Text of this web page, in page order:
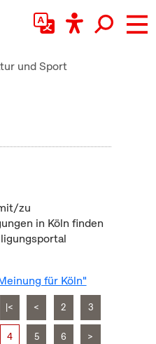
und Sport
zu
in Köln finden
für Köln"
|< < 2 3
4 5 6 >